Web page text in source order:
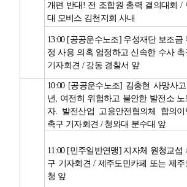
개편 반대 ! 전 조합원 총력 결의대회 /
대 모비스 김천지회 사내
13:00 [공공운수노조] 우성재단 보조금
정 사용 의혹 엄정하고 신속한 수사 촉
기자회견 / 강동 경찰서 앞
10:00 [공공운수노조] 김충현 사망사고
년, 여전히 위험하고 불안한 발전소 노
자. 발전산업 고용안전협의체 합의이
촉구 기자회견 / 청와대 분수대 앞
11:00 [민주일반연맹] 지자체 원청교섭
구 기자회견/ 제주도민카페 또는 제주
청 앞